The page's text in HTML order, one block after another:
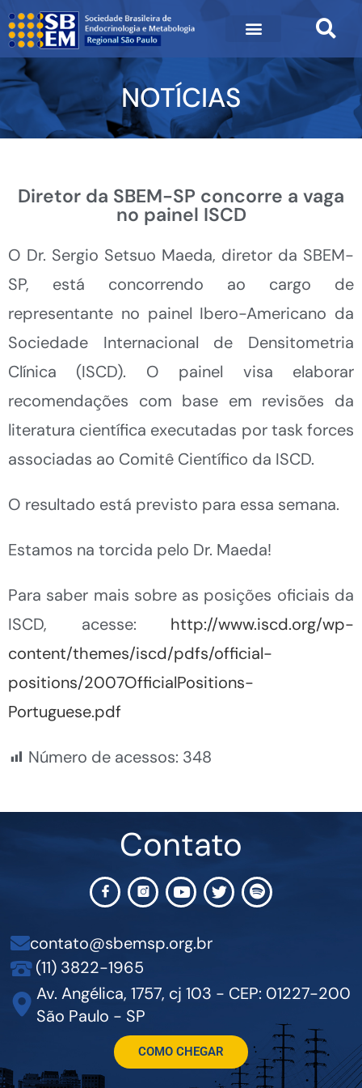
NOTÍCIAS
Diretor da SBEM-SP concorre a vaga
no painel ISCD
O Dr. Sergio Setsuo Maeda, diretor da SBEM-
SP, está concorrendo ao cargo de
representante no painel Ibero-Americano da
Sociedade Internacional de Densitometria
Clínica (ISCD). O painel visa elaborar
recomendações com base em revisões da
literatura científica executadas por task forces
associadas ao Comitê Científico da ISCD.
O resultado está previsto para essa semana.
Estamos na torcida pelo Dr. Maeda!
Para saber mais sobre as posições oficiais da
ISCD, acesse: http://www.iscd.org/wp-
content/themes/iscd/pdfs/official-
positions/2007OfficialPositions-
Portuguese.pdf
Número de acessos: 348
Contato
contato@sbemsp.org.br
(11) 3822-1965
Av. Angélica, 1757, cj 103 - CEP: 01227-200
São Paulo - SP
COMO CHEGAR